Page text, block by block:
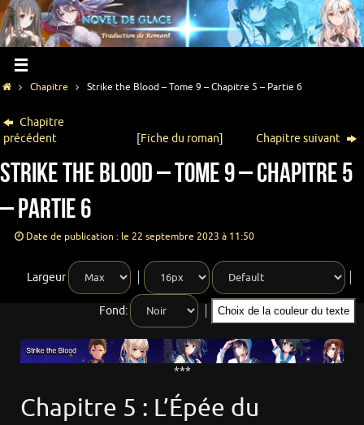
Chapitre Strike the Blood – Tome 9 – Chapitre 5 – Partie 6
Chapitre
précédent
[Fiche du roman] Chapitre suivant
Strike the Blood – Tome 9 – Chapitre 5
– Partie 6
Date de publication : le 22 septembre 2023 à 11:50
Largeur
Fond: Choix de la couleur du texte
***
Chapitre 5 : L’Épée du